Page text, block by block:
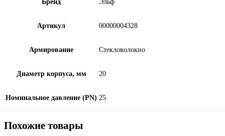
Бренд Эльф
Артикул 00000004328
Армирование Стекловолокно
Диаметр корпуса, мм 20
Номинальное давление (PN) 25
Похожие товары